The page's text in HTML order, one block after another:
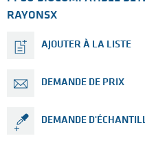
RAYONSX
AJOUTER À LA LISTE
DEMANDE DE PRIX
DEMANDE